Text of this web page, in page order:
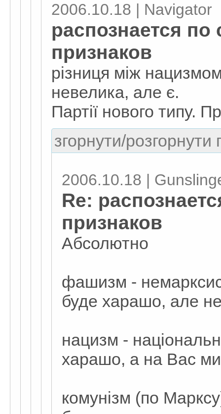
2006.10.18 | Navigator
распознается по
признаков
різниця між
невелика, але є.
Партії нового типу.
згорнути/розгорнути
2006.10.18 |
Re:
признаков
Абсолютно
фашизм -
буде харашо, але
нацизм -
харашо, а на Вас
комунізм (по